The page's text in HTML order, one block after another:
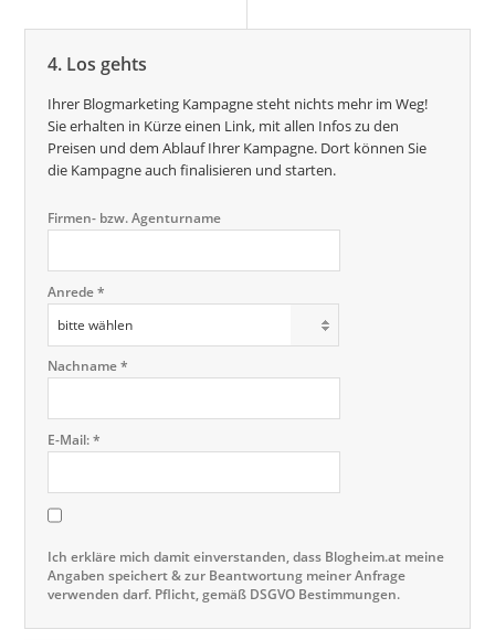
4. Los gehts
Ihrer Blogmarketing Kampagne steht nichts mehr im Weg!
Sie erhalten in Kürze einen Link, mit allen Infos zu den
Preisen und dem Ablauf Ihrer Kampagne. Dort können Sie
die Kampagne auch finalisieren und starten.
Firmen- bzw. Agenturname
Anrede *
bitte wählen
Nachname *
E-Mail: *
Ich erkläre mich damit einverstanden, dass Blogheim.at meine
Angaben speichert & zur Beantwortung meiner Anfrage
verwenden darf. Pflicht, gemäß DSGVO Bestimmungen.